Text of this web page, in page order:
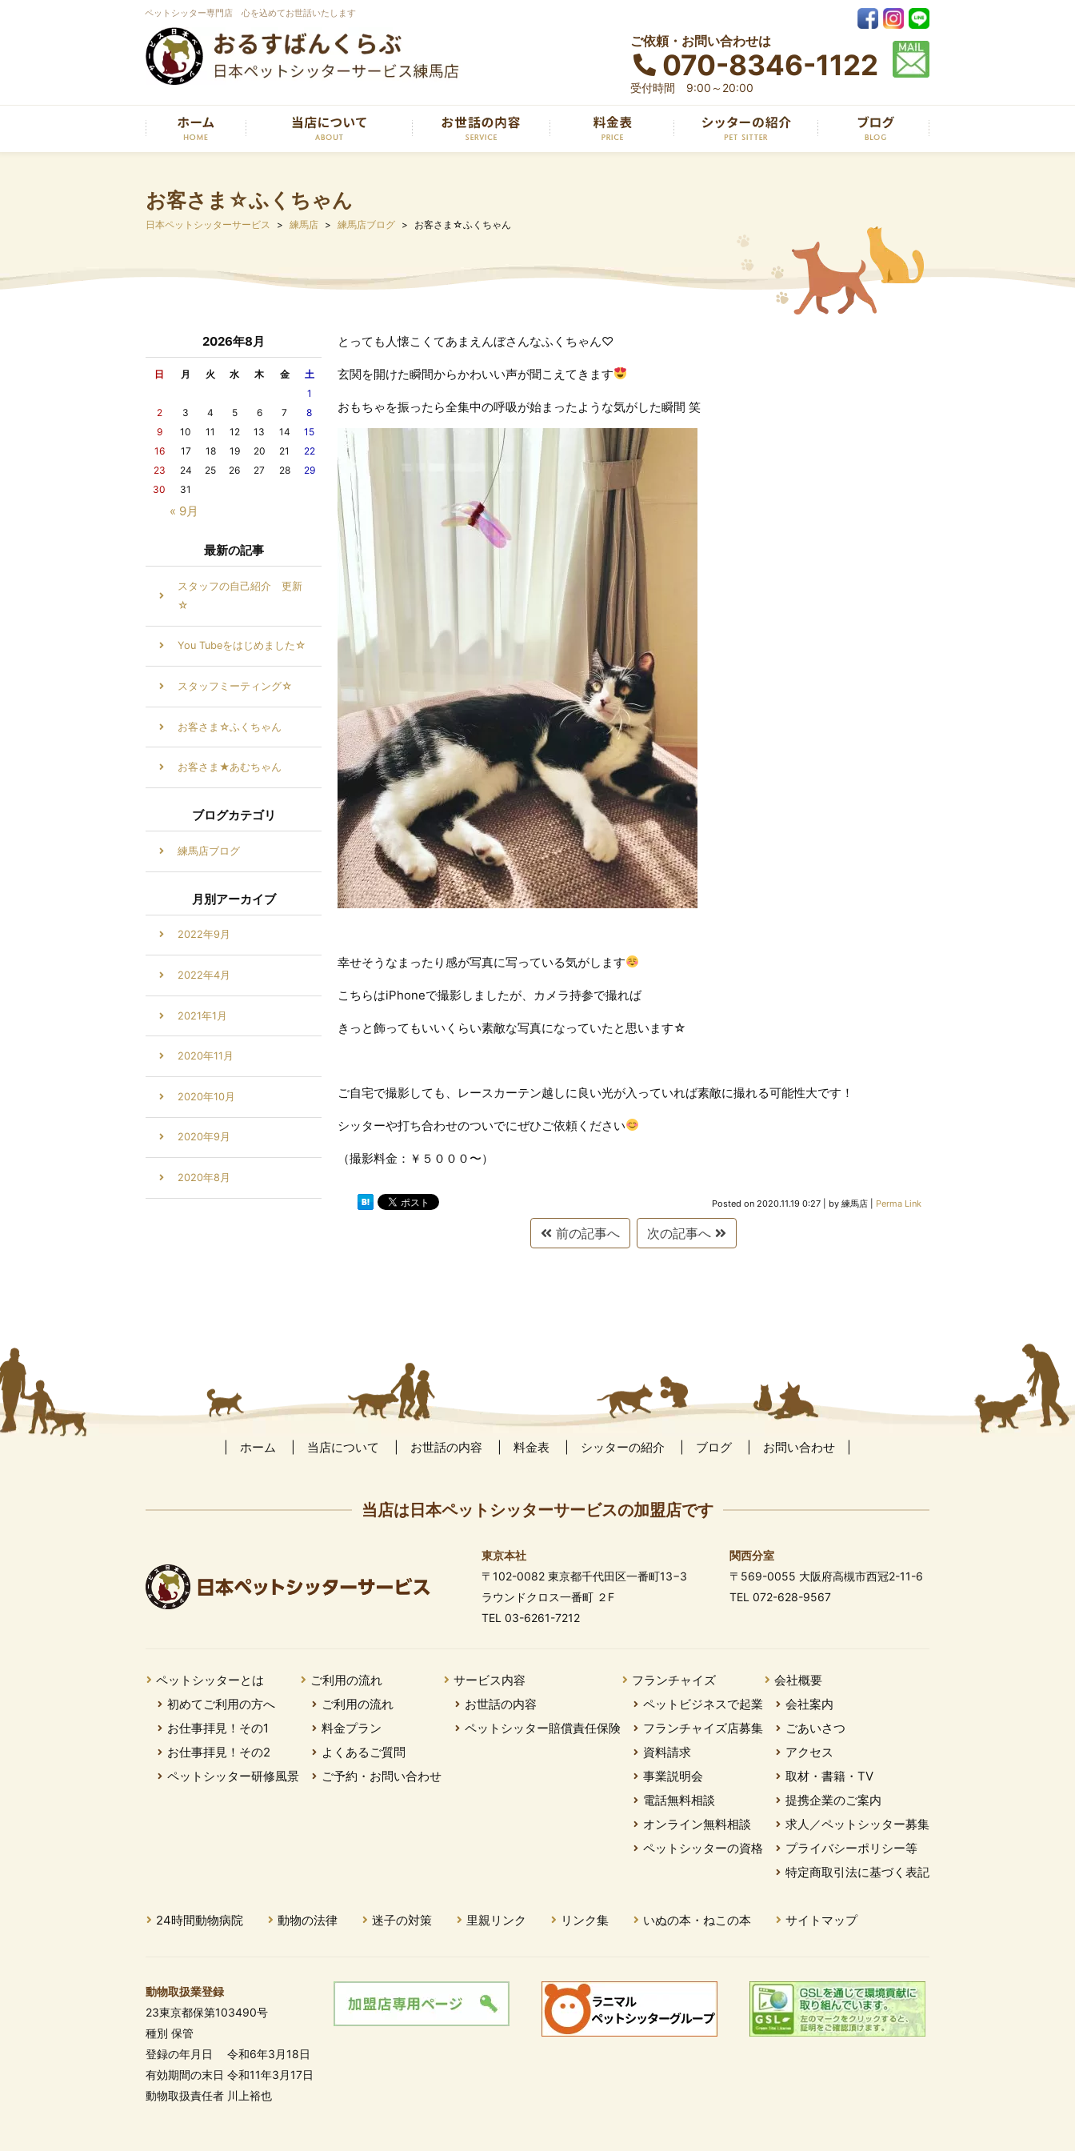
ペットシッター専門店 心を込めてお世話いたします
ご依頼・お問い合わせは
070-8346-1122
受付時間 9:00～20:00
お客さま☆ふくちゃん
日本ペットシッターサービス 練馬店 練馬店ブログ お客さま☆ふくちゃん
とっても人懐こくてあまえんぼさんなふくちゃん♡
玄関を開けた瞬間からかわいい声が聞こえてきます
おもちゃを振ったら全集中の呼吸が始まったような気がした瞬間 笑
幸せそうなまったり感が写真に写っている気がします
こちらはiPhoneで撮影しましたが、カメラ持参で撮れば
きっと飾ってもいいくらい素敵な写真になっていたと思います☆
ご自宅で撮影しても、レースカーテン越しに良い光が入っていれば素敵に撮れる可能性大です！
シッターや打ち合わせのついでにぜひご依頼ください
（撮影料金：￥５０００〜）
Posted on 2020.11.19 0:27 by 練馬店 Perma Link
前の記事へ 次の記事へ
2026年8月
日 月 火 水 木 金 土
« 9月
1
2
3 4 5 6 7
8
9
10 11 12 13 14
15
16
17 18 19 20 21
22
23
24 25 26 27 28
29
30
31
最新の記事
スタッフの自己紹介 更新
☆
You Tubeをはじめました☆
スタッフミーティング☆
お客さま☆ふくちゃん
お客さま★あむちゃん
ブログカテゴリ
練馬店ブログ
月別アーカイブ
2022年9月
2022年4月
2021年1月
2020年11月
2020年10月
2020年9月
2020年8月
ホーム 当店について お世話の内容 料金表 シッターの紹介 ブログ お問い合わせ
当店は日本ペットシッターサービスの加盟店です
東京本社
〒102-0082 東京都千代田区一番町13−3
ラウンドクロス一番町 ２F
TEL 03-6261-7212
関西分室
〒569-0055 大阪府高槻市西冠2-11-6
TEL 072-628-9567
ペットシッターとは
初めてご利用の方へ
お仕事拝見！その1
お仕事拝見！その2
ペットシッター研修風景
ご利用の流れ
ご利用の流れ
料金プラン
よくあるご質問
ご予約・お問い合わせ
サービス内容
お世話の内容
ペットシッター賠償責任保険
フランチャイズ
ペットビジネスで起業
フランチャイズ店募集
資料請求
事業説明会
電話無料相談
オンライン無料相談
ペットシッターの資格
会社概要
会社案内
ごあいさつ
アクセス
取材・書籍・TV
提携企業のご案内
求人／ペットシッター募集
プライバシーポリシー等
特定商取引法に基づく表記
24時間動物病院 動物の法律 迷子の対策 里親リンク リンク集 いぬの本・ねこの本 サイトマップ
動物取扱業登録
23東京都保第103490号
種別 保管
登録の年月日 令和6年3月18日
有効期間の末日 令和11年3月17日
動物取扱責任者 川上裕也